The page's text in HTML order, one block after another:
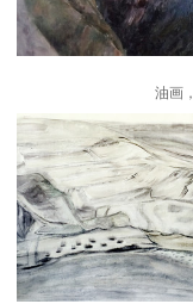
油画，